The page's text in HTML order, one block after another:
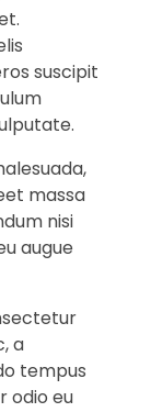
suscipit
massa
nisi
augue
a
tempus
odio eu